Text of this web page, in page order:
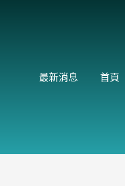
最新消息 首頁